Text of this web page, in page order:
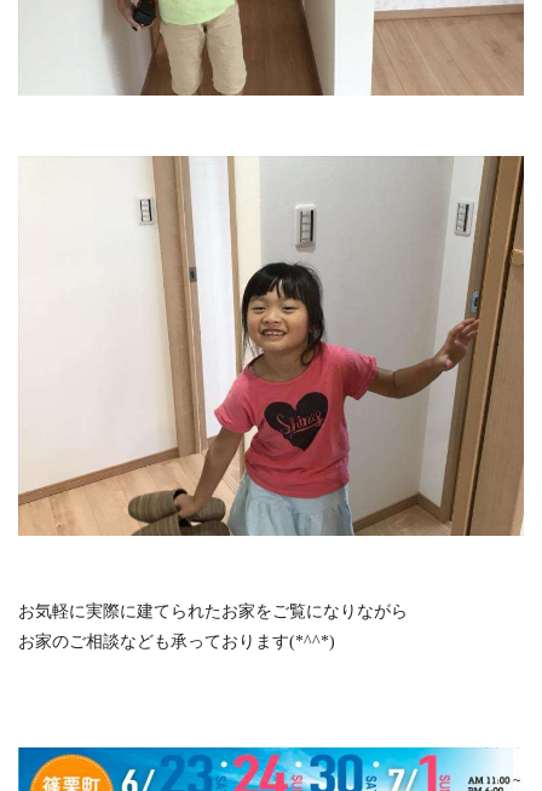
お気軽に実際に建てられたお家をご覧になりながら
お家のご相談なども承っております(*^^*)